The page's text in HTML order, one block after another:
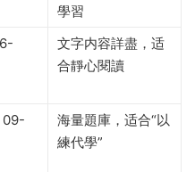
學習
文字内容詳盡，适
合靜心閱讀
09-
海量題庫，适合“以
練代學”